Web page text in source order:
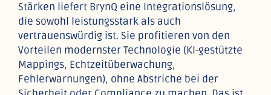
Stärken liefert BrynQ eine Integrationslösung,
die sowohl leistungsstark als auch
vertrauenswürdig ist. Sie profitieren von den
Vorteilen modernster Technologie (KI-gestützte
Mappings, Echtzeitüberwachung,
Fehlerwarnungen), ohne Abstriche bei der